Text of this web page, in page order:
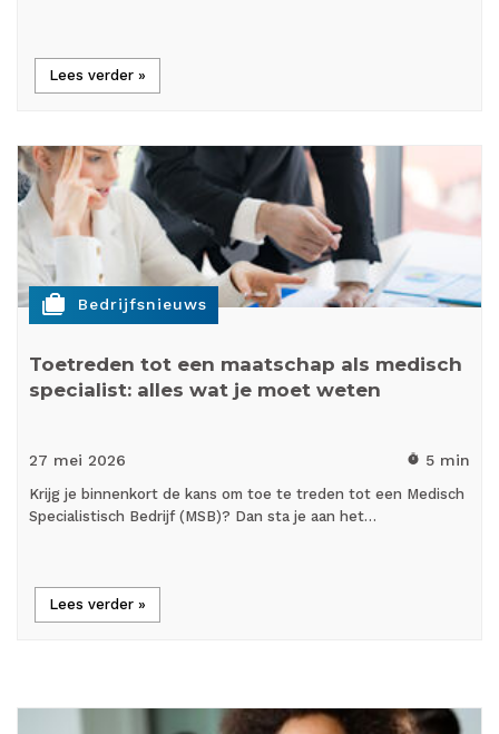
Lees verder »
cases Bedrijfsnieuws
Toetreden tot een maatschap als medisch
specialist: alles wat je moet weten
27 mei 2026 timer 5 min
Krijg je binnenkort de kans om toe te treden tot een Medisch
Specialistisch Bedrijf (MSB)? Dan sta je aan het…
Lees verder »